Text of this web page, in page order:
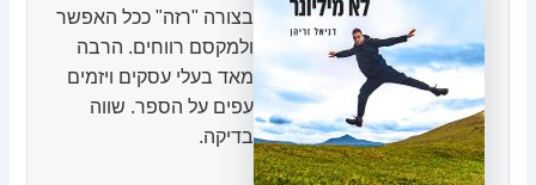
בצורה "רזה" ככל האפשר
ולמקסם רווחים. הרבה
מאד בעלי עסקים ויזמים
עפים על הספר. שווה
בדיקה.